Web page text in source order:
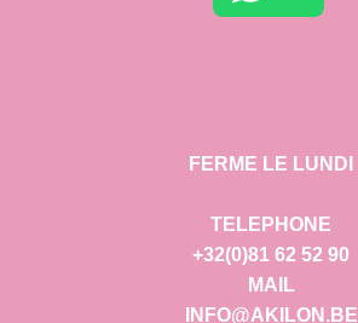
FERME LE LUNDI
TELEPHONE
+32(0)81 62 52 90
MAIL
INFO@AKILON.BE